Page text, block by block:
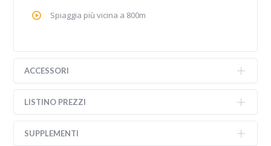
Spiaggia più vicina a 800m
ACCESSORI
LISTINO PREZZI
SUPPLEMENTI